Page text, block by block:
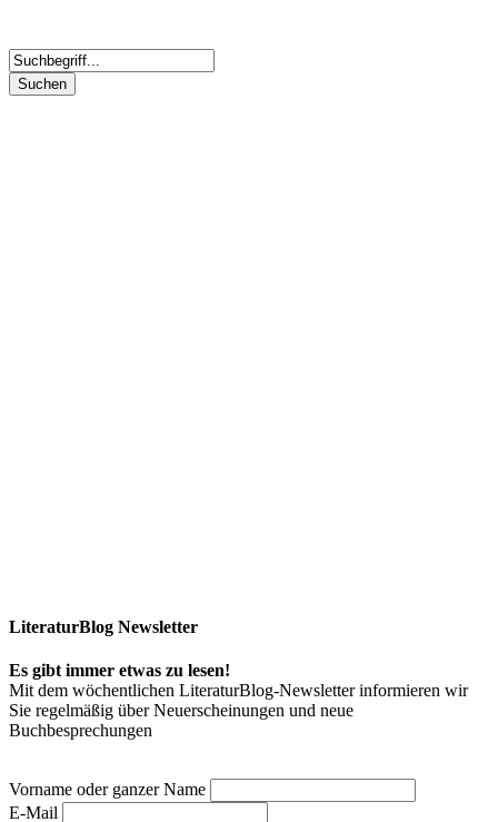
LiteraturBlog Newsletter
Es gibt immer etwas zu lesen!
Mit dem wöchentlichen LiteraturBlog-Newsletter informieren wir
Sie regelmäßig über Neuerscheinungen und neue
Buchbesprechungen
Vorname oder ganzer Name
E-Mail